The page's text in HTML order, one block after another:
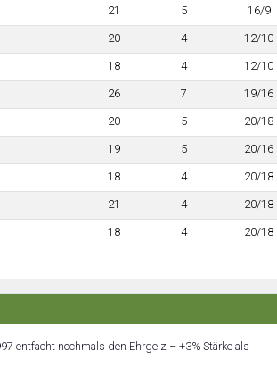
21 5 16/9
20 4 12/10
18 4 12/10
26 7 19/16
20 5 20/18
19 5 20/16
18 4 20/18
21 4 20/18
18 4 20/18
entfacht nochmals den Ehrgeiz – +3% Stärke als